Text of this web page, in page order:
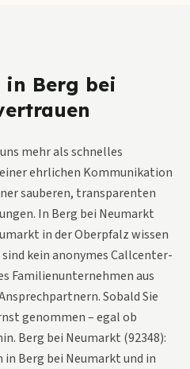
in Berg bei
mehr als schnelles
ehrlichen Kommunikation
sauberen, transparenten
In Berg bei Neumarkt
in der Oberpfalz wissen
kein anonymes Callcenter-
Familienunternehmen aus
Sobald Sie
genommen – egal ob
Berg bei Neumarkt (92348):
in Berg bei Neumarkt und in